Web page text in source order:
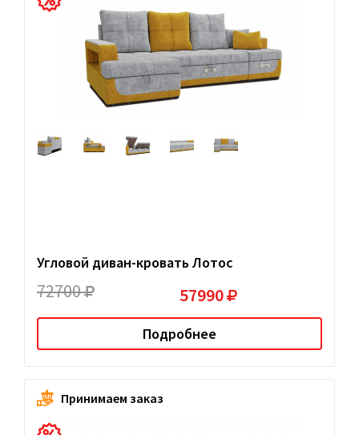
Угловой диван-кровать Лотос
72700 57990
Подробнее
Принимаем заказ